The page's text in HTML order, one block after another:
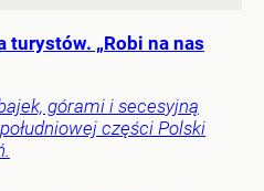
turystów. „Robi na nas
górami i secesyjną
części Polski